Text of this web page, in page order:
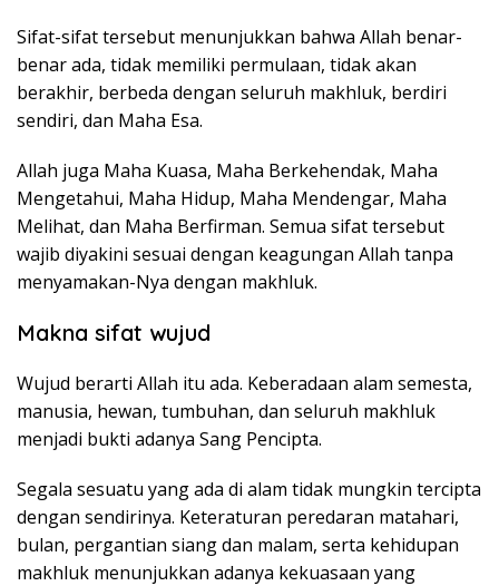
Sifat-sifat tersebut menunjukkan bahwa Allah benar-
benar ada, tidak memiliki permulaan, tidak akan
berakhir, berbeda dengan seluruh makhluk, berdiri
sendiri, dan Maha Esa.
Allah juga Maha Kuasa, Maha Berkehendak, Maha
Mengetahui, Maha Hidup, Maha Mendengar, Maha
Melihat, dan Maha Berfirman. Semua sifat tersebut
wajib diyakini sesuai dengan keagungan Allah tanpa
menyamakan-Nya dengan makhluk.
Makna sifat wujud
Wujud berarti Allah itu ada. Keberadaan alam semesta,
manusia, hewan, tumbuhan, dan seluruh makhluk
menjadi bukti adanya Sang Pencipta.
Segala sesuatu yang ada di alam tidak mungkin tercipta
dengan sendirinya. Keteraturan peredaran matahari,
bulan, pergantian siang dan malam, serta kehidupan
makhluk menunjukkan adanya kekuasaan yang